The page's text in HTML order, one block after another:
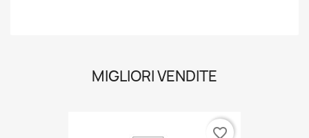
MIGLIORI VENDITE
favorite_border